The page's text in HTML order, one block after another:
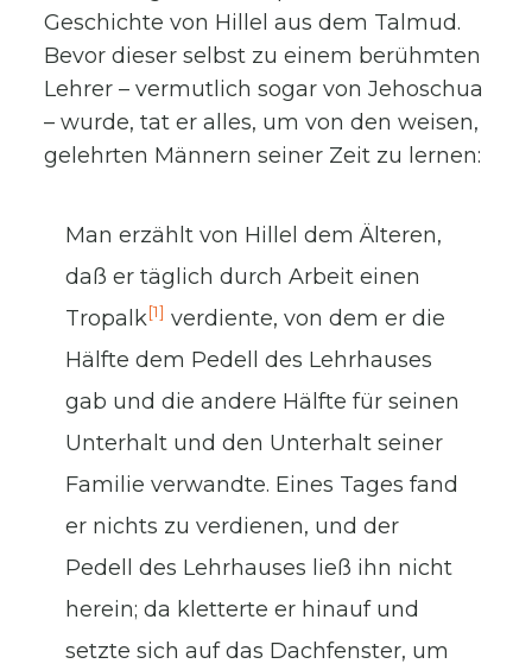
Geschichte von Hillel aus dem Talmud.
Bevor dieser selbst zu einem berühmten
Lehrer – vermutlich sogar von Jehoschua
– wurde, tat er alles, um von den weisen,
gelehrten Männern seiner Zeit zu lernen:
Man erzählt von Hillel dem Älteren,
daß er täglich durch Arbeit einen
Tropalk[1] verdiente, von dem er die
Hälfte dem Pedell des Lehrhauses
gab und die andere Hälfte für seinen
Unterhalt und den Unterhalt seiner
Familie verwandte. Eines Tages fand
er nichts zu verdienen, und der
Pedell des Lehrhauses ließ ihn nicht
herein; da kletterte er hinauf und
setzte sich auf das Dachfenster, um